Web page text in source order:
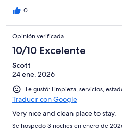
0
Opinión verificada
10/10 Excelente
Scott
24 ene. 2026
Le gustó: Limpieza, servicios,
Traducir con Google
Very nice and clean place to stay.
Se hospedó 3 noches en enero de